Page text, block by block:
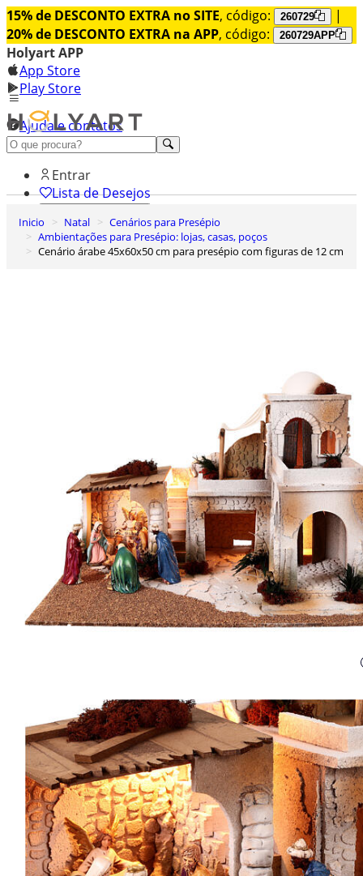
15% de DESCONTO EXTRA no SITE, código: 260729
|
20% de DESCONTO EXTRA na APP, código: 260729APP
Holyart APP
App Store
Play Store
Ajuda e contatos
Conheça premium
Entrar
Lista de Desejos
Carrinho de Compras
Inicio Natal
Cenários para Presépio
Ambientações para Presépio: lojas, casas, poços
Cenário árabe 45x60x50 cm para presépio com figuras de 12 cm